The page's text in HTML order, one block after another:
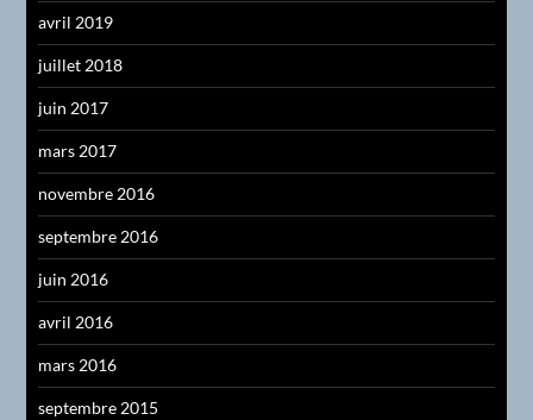
avril 2019
juillet 2018
juin 2017
mars 2017
novembre 2016
septembre 2016
juin 2016
avril 2016
mars 2016
septembre 2015